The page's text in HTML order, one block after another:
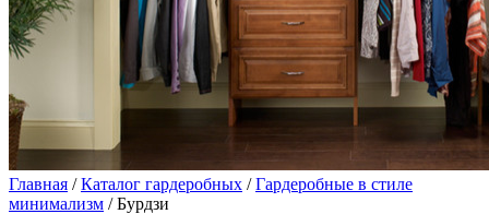
Главная /Каталог гардеробных /Гардеробные в стиле
минимализм / Бурдзи